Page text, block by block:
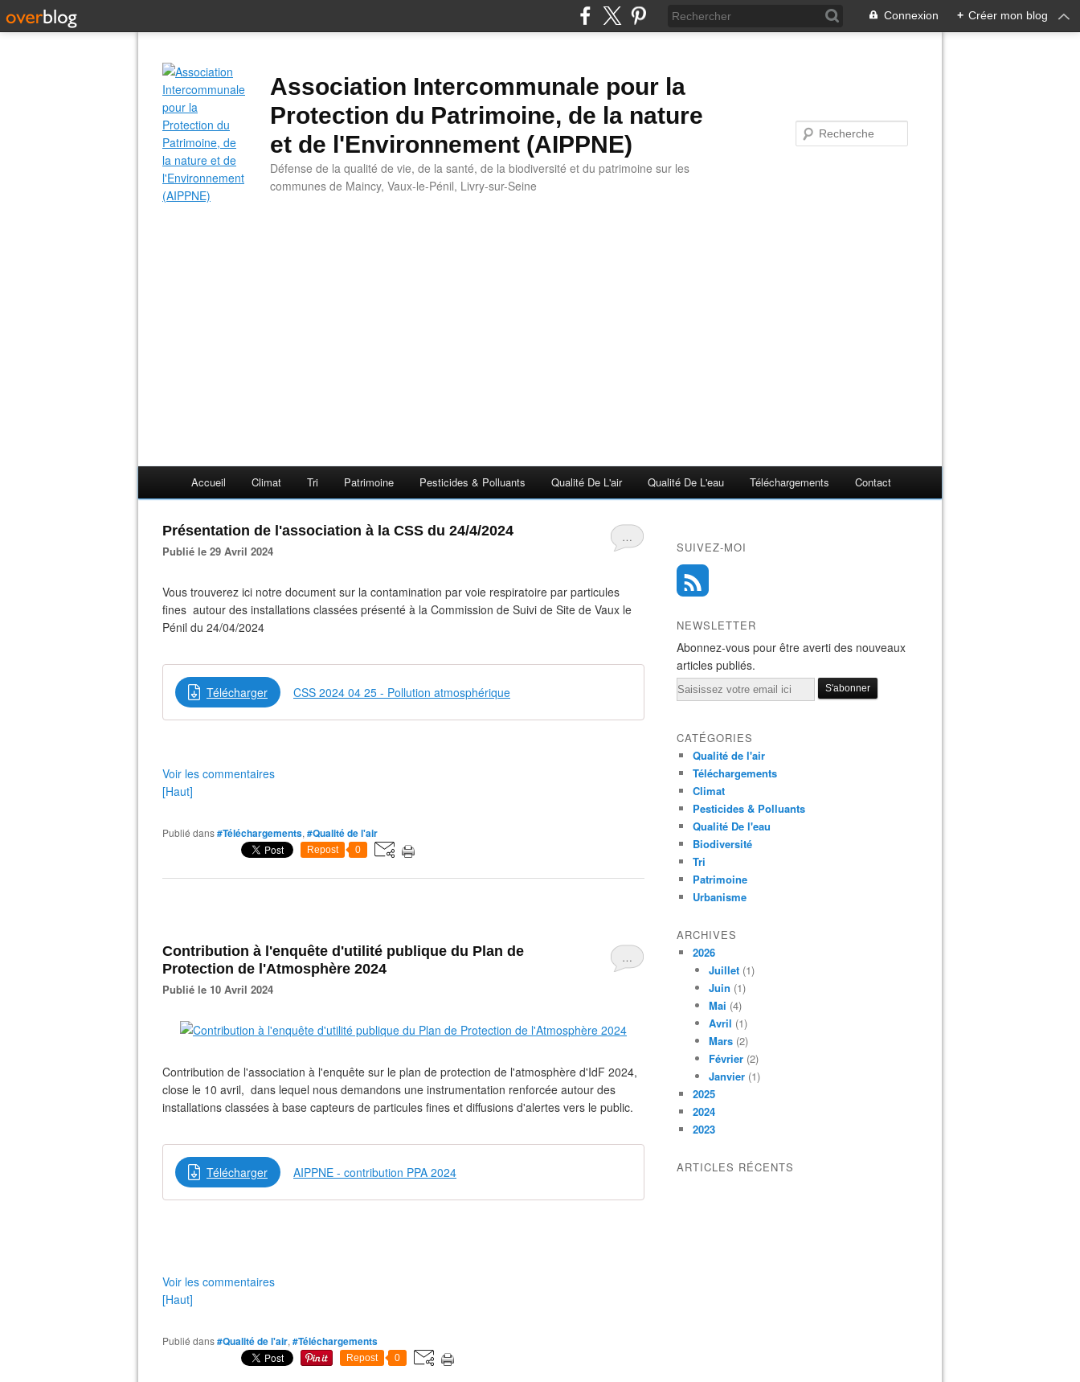
Connexion + Créer mon blog
Association Intercommunale pour la
Protection du Patrimoine, de la nature
et de l'Environnement (AIPPNE)
Défense de la qualité de vie, de la santé, de la biodiversité et du patrimoine sur les
communes de Maincy, Vaux-le-Pénil, Livry-sur-Seine
Accueil Climat Tri Patrimoine Pesticides & Polluants Qualité De L'air Qualité De L'eau Téléchargements Contact
…
Présentation de l'association à la CSS du 24/4/2024
Publié le 29 Avril 2024
Vous trouverez ici notre document sur la contamination par voie respiratoire par particules
fines autour des installations classées présenté à la Commission de Suivi de Site de Vaux le
Pénil du 24/04/2024
Télécharger CSS 2024 04 25 - Pollution atmosphérique
Voir les commentaires
[Haut]
Publié dans#Téléchargements, #Qualité de l'air
Repost 0
…
Contribution à l'enquête d'utilité publique du Plan de
Protection de l'Atmosphère 2024
Publié le 10 Avril 2024
Contribution de l'association à l'enquête sur le plan de protection de l'atmosphère d'IdF 2024,
close le 10 avril, dans lequel nous demandons une instrumentation renforcée autour des
installations classées à base capteurs de particules fines et diffusions d'alertes vers le public.
Télécharger AIPPNE - contribution PPA 2024
Voir les commentaires
[Haut]
Publié dans#Qualité de l'air, #Téléchargements
Repost 0
SUIVEZ-MOI
NEWSLETTER
Abonnez-vous pour être averti des nouveaux
articles publiés.
Email
CATÉGORIES
Qualité de l'air
Téléchargements
Climat
Pesticides & Polluants
Qualité De l'eau
Biodiversité
Tri
Patrimoine
Urbanisme
ARCHIVES
2026
Juillet (1)
Juin (1)
Mai (4)
Avril (1)
Mars (2)
Février (2)
Janvier (1)
2025
2024
2023
ARTICLES RÉCENTS